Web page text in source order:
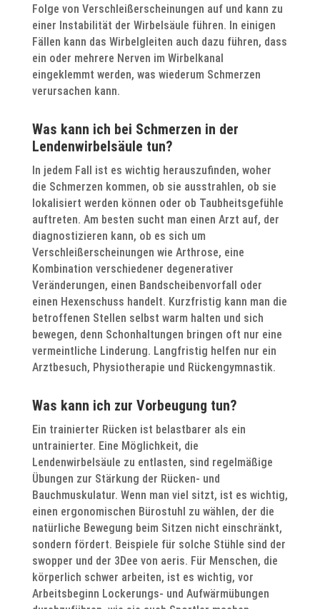
Folge von Verschleißerscheinungen auf und kann zu
einer Instabilität der Wirbelsäule führen. In einigen
Fällen kann das Wirbelgleiten auch dazu führen, dass
ein oder mehrere Nerven im Wirbelkanal
eingeklemmt werden, was wiederum Schmerzen
verursachen kann.
Was kann ich bei Schmerzen in der
Lendenwirbelsäule tun?
In jedem Fall ist es wichtig herauszufinden, woher
die Schmerzen kommen, ob sie ausstrahlen, ob sie
lokalisiert werden können oder ob Taubheitsgefühle
auftreten. Am besten sucht man einen Arzt auf, der
diagnostizieren kann, ob es sich um
Verschleißerscheinungen wie Arthrose, eine
Kombination verschiedener degenerativer
Veränderungen, einen Bandscheibenvorfall oder
einen Hexenschuss handelt. Kurzfristig kann man die
betroffenen Stellen selbst warm halten und sich
bewegen, denn Schonhaltungen bringen oft nur eine
vermeintliche Linderung. Langfristig helfen nur ein
Arztbesuch, Physiotherapie und Rückengymnastik.
Was kann ich zur Vorbeugung tun?
Ein trainierter Rücken ist belastbarer als ein
untrainierter. Eine Möglichkeit, die
Lendenwirbelsäule zu entlasten, sind regelmäßige
Übungen zur Stärkung der Rücken- und
Bauchmuskulatur. Wenn man viel sitzt, ist es wichtig,
einen ergonomischen Bürostuhl zu wählen, der die
natürliche Bewegung beim Sitzen nicht einschränkt,
sondern fördert. Beispiele für solche Stühle sind der
swopper und der 3Dee von aeris. Für Menschen, die
körperlich schwer arbeiten, ist es wichtig, vor
Arbeitsbeginn Lockerungs- und Aufwärmübungen